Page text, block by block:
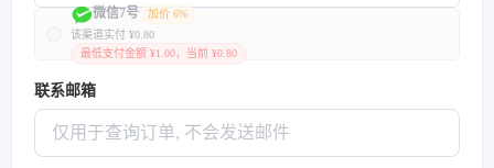
微信7号
加价 6%
该渠道实付 ¥0.80
最低支付金额 ¥1.00，当前 ¥0.80
联系邮箱